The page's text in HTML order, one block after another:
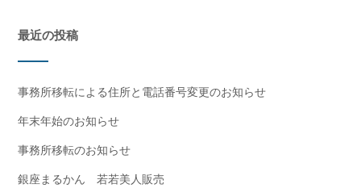
最近の投稿
事務所移転による住所と電話番号変更のお知らせ
年末年始のお知らせ
事務所移転のお知らせ
銀座まるかん 若若美人販売